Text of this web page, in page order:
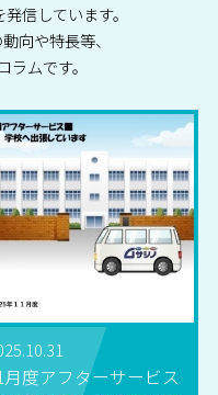
信しています。
向や特長等、
ラムです。
月度アフターサービス